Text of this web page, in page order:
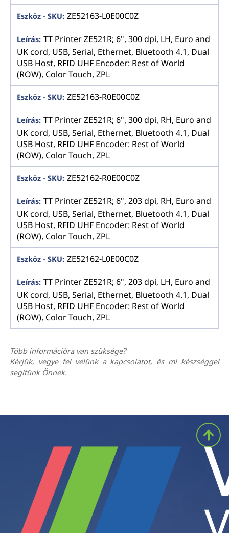
ZE52163-L0E00C0Z
TT Printer ZE521R; 6", 300 dpi, LH, Euro and
UK cord, USB, Serial, Ethernet, Bluetooth 4.1, Dual
USB Host, RFID UHF Encoder: Rest of World
(ROW), Color Touch, ZPL
ZE52163-R0E00C0Z
TT Printer ZE521R; 6", 300 dpi, RH, Euro and
UK cord, USB, Serial, Ethernet, Bluetooth 4.1, Dual
USB Host, RFID UHF Encoder: Rest of World
(ROW), Color Touch, ZPL
ZE52162-R0E00C0Z
TT Printer ZE521R; 6", 203 dpi, RH, Euro and
UK cord, USB, Serial, Ethernet, Bluetooth 4.1, Dual
USB Host, RFID UHF Encoder: Rest of World
(ROW), Color Touch, ZPL
ZE52162-L0E00C0Z
TT Printer ZE521R; 6", 203 dpi, LH, Euro and
UK cord, USB, Serial, Ethernet, Bluetooth 4.1, Dual
USB Host, RFID UHF Encoder: Rest of World
(ROW), Color Touch, ZPL
Több információra van szüksége?
Kérjük, vegye fel velünk a kapcsolatot, és mi készséggel
segítünk Önnek.